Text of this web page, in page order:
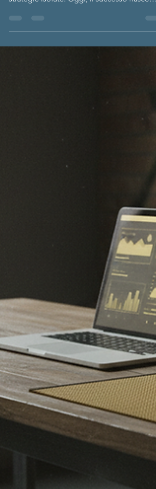
riconoscibile, non basta più affidarsi a
è essenziale Il branding integrato online